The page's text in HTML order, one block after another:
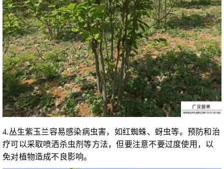
4.丛生紫玉兰容易感染病虫害，如红蜘蛛、蚜虫等。预防和治
疗可以采取喷洒杀虫剂等方法，但要注意不要过度使用，以
免对植物造成不良影响。